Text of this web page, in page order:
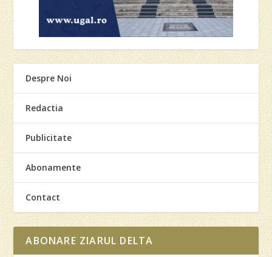
Despre Noi
Redactia
Publicitate
Abonamente
Contact
ABONARE ZIARUL DELTA